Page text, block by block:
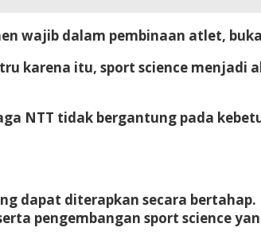
wajib dalam pembinaan atlet,
karena itu, sport science menjadi
NTT tidak bergantung pada
dapat diterapkan secara
pengembangan sport science